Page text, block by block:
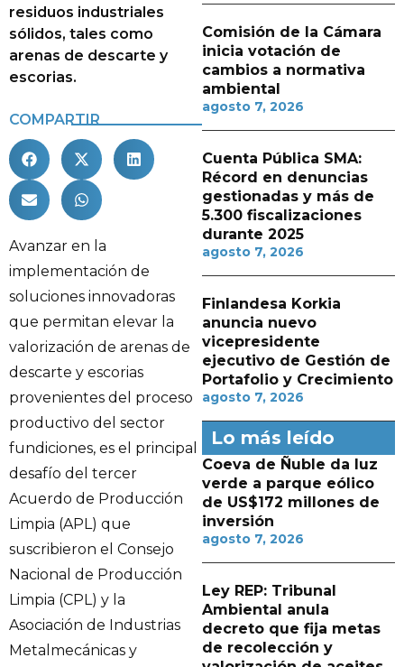
residuos industriales
sólidos, tales como
arenas de descarte y
escorias.
COMPARTIR
Avanzar en la
implementación de
soluciones innovadoras
que permitan elevar la
valorización de arenas de
descarte y escorias
provenientes del proceso
productivo del sector
fundiciones, es el principal
desafío del tercer
Acuerdo de Producción
Limpia (APL) que
suscribieron el Consejo
Nacional de Producción
Limpia (CPL) y la
Asociación de Industrias
Metalmecánicas y
Comisión de la Cámara
inicia votación de
cambios a normativa
ambiental
agosto 7, 2026
Cuenta Pública SMA:
Récord en denuncias
gestionadas y más de
5.300 fiscalizaciones
durante 2025
agosto 7, 2026
Finlandesa Korkia
anuncia nuevo
vicepresidente
ejecutivo de Gestión de
Portafolio y Crecimiento
agosto 7, 2026
Lo más leído
Coeva de Ñuble da luz
verde a parque eólico
de US$172 millones de
inversión
agosto 7, 2026
Ley REP: Tribunal
Ambiental anula
decreto que fija metas
de recolección y